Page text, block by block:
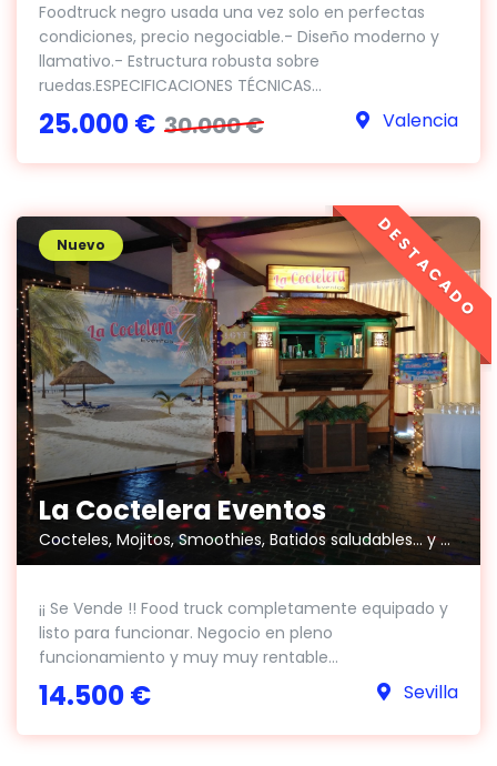
Foodtruck negro usada una vez solo en perfectas
condiciones, precio negociable.- Diseño moderno y
llamativo.- Estructura robusta sobre
ruedas.ESPECIFICACIONES TÉCNICAS...
25.000 € 30.000 € Valencia
La Coctelera Eventos
Cocteles, Mojitos, Smoothies, Batidos saludables... y mucho más.
Nuevo
¡¡ Se Vende !! Food truck completamente equipado y
listo para funcionar. Negocio en pleno
funcionamiento y muy muy rentable...
14.500 € Sevilla
DESTACADO